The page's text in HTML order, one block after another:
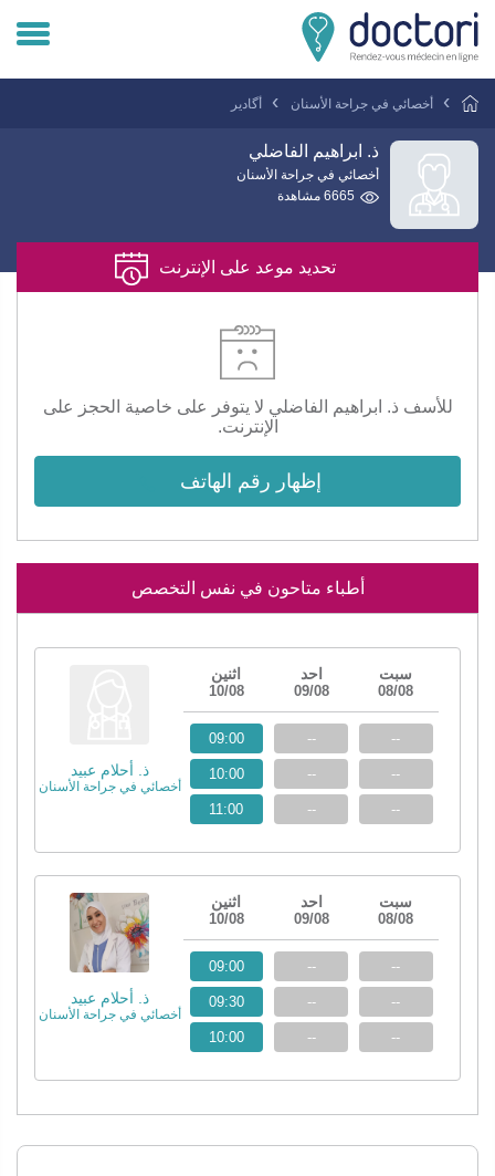
تسجيل دخول المريض
تسجيل دخول الطبيب
أخصائي في جراحة الأسنان أگادير
ذ. ابراهيم الفاضلي
أخصائي في جراحة الأسنان
6665 مشاهدة
تحديد موعد على الإنترنت
للأسف ذ. ابراهيم الفاضلي لا يتوفر على خاصية الحجز على
الإنترنت.
إظهار رقم الهاتف
أطباء متاحون في نفس التخصص
ذ. أحلام عبيد
أخصائي في جراحة الأسنان
سبت
08/08
احد
09/08
اثنين
10/08
--
--
--
--
--
--
09:00
10:00
11:00
ذ. أحلام عبيد
أخصائي في جراحة الأسنان
سبت
08/08
احد
09/08
اثنين
10/08
--
--
--
--
--
--
09:00
09:30
10:00